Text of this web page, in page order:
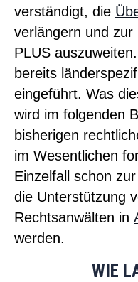
verständigt, die
verlängern und zur
PLUS
bereits
eingeführt. Was
wird im folgenden
bisherigen
im Wesentlichen
Einzelfall schon
die Unterstützung
Rechtsanwälten in
werden.
WIE